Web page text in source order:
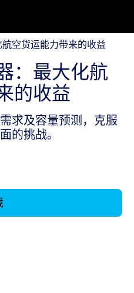
货运能力带来的收益
空货运能力带来的收益
：最大化航
的收益
求及容量预测，克服
的挑战。